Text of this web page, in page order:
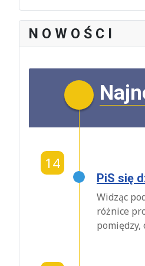
N O W O Ś C I
14
PiS się
Widząc
różnice
pomiędzy,